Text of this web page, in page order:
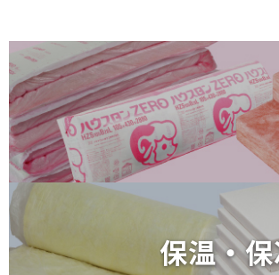
保温・